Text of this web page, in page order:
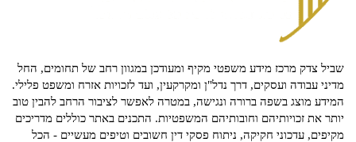
שביל צדק מרכז מידע משפטי מקיף ומעודכן במגוון רחב של תחומים, החל
מדיני עבודה ועסקים, דרך נדל"ן ומקרקעין, ועד לזכויות אזרח ומשפט פלילי.
המידע מוצג בשפה ברורה ונגישה, במטרה לאפשר לציבור הרחב להבין טוב
יותר את זכויותיהם וחובותיהם המשפטיות. התכנים באתר כוללים מדריכים
מקיפים, עדכוני חקיקה, ניתוח פסקי דין חשובים וטיפים מעשיים - הכל